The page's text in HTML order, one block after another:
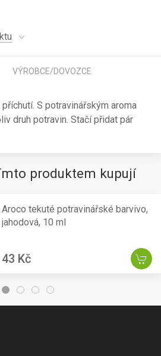
VÝROBCE/DOVOZCE
S potravinářským aroma
druh potravin. Stačí přidat pár
produktem kupují
Aroco tekuté potravinářské barvivo,
jahodová, 10 ml
43 Kč